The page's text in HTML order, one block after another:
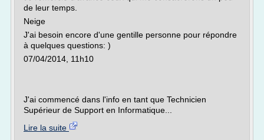
de leur temps.
Neige
J'ai besoin encore d'une gentille personne pour répondre
à quelques questions: )
07/04/2014, 11h10
J'ai commencé dans l'info en tant que Technicien
Supérieur de Support en Informatique...
Lire la suite